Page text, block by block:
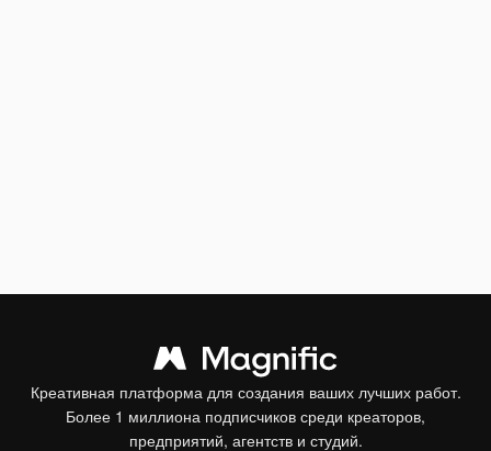
Креативная платформа для создания ваших лучших работ.
Более 1 миллиона подписчиков среди креаторов,
предприятий, агентств и студий.